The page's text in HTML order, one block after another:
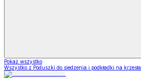
Pokaż wszystko
Wszystko z Poduszki do siedzenia i podkładki na krzesła